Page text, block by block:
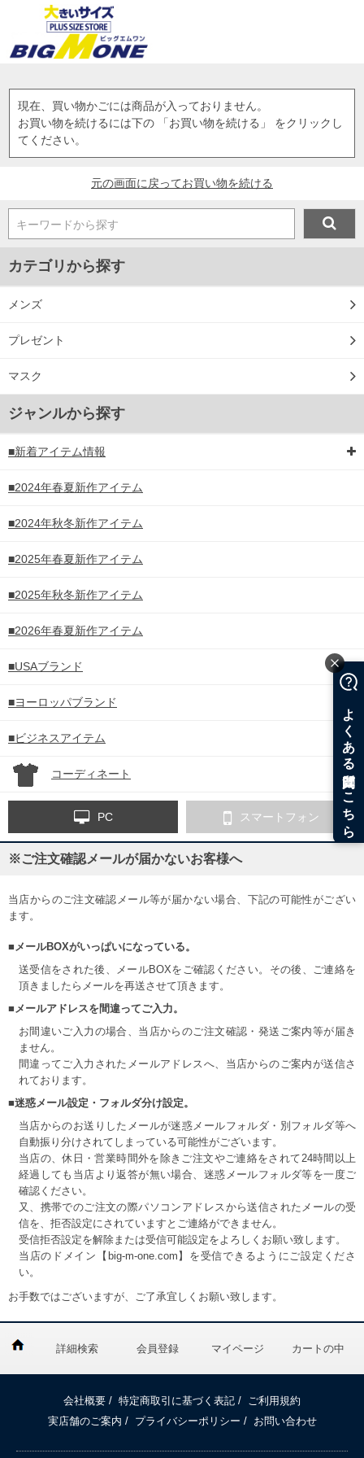
現在、買い物かごには商品が入っておりません。
お買い物を続けるには下の 「お買い物を続ける」 をクリックし
てください。
元の画面に戻ってお買い物を続ける
キーワードから探す
カテゴリから探す
メンズ
プレゼント
マスク
ジャンルから探す
■新着アイテム情報
■2024年春夏新作アイテム
■2024年秋冬新作アイテム
■2025年春夏新作アイテム
■2025年秋冬新作アイテム
■2026年春夏新作アイテム
■USAブランド
■ヨーロッパブランド
■ビジネスアイテム
コーディネート
PC スマートフォン
※ご注文確認メールが届かないお客様へ
当店からのご注文確認メール等が届かない場合、下記の可能性がござい
ます。
■メールBOXがいっぱいになっている。
送受信をされた後、メールBOXをご確認ください。その後、ご連絡を
頂きましたらメールを再送させて頂きます。
■メールアドレスを間違ってご入力。
お間違いご入力の場合、当店からのご注文確認・発送ご案内等が届き
ません。
間違ってご入力されたメールアドレスへ、当店からのご案内が送信さ
れております。
■迷惑メール設定・フォルダ分け設定。
当店からのお送りしたメールが迷惑メールフォルダ・別フォルダ等へ
自動振り分けされてしまっている可能性がございます。
当店の、休日・営業時間外を除きご注文やご連絡をされて24時間以上
経過しても当店より返答が無い場合、迷惑メールフォルダ等を一度ご
確認ください。
又、携帯でのご注文の際パソコンアドレスから送信されたメールの受
信を、拒否設定にされていますとご連絡ができません。
受信拒否設定を解除または受信可能設定をよろしくお願い致します。
当店のドメイン【big-m-one.com】を受信できるようにご設定くださ
い。
お手数ではございますが、ご了承宜しくお願い致します。
詳細検索 会員登録 マイページ カートの中
会社概要 / 特定商取引に基づく表記 /
ご利用規約
実店舗のご案内 / プライバシーポリシー / お問い合わせ